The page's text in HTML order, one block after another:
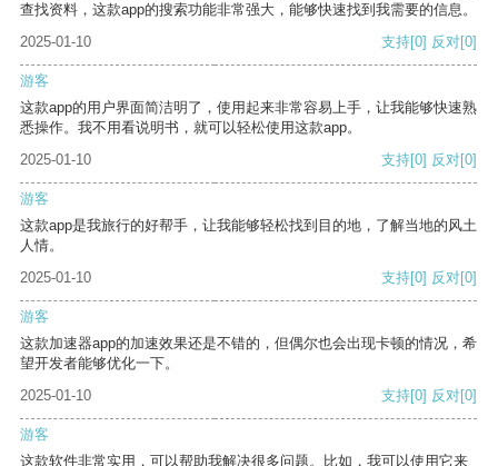
查找资料，这款app的搜索功能非常强大，能够快速找到我需要的信息。
2025-01-10
支持[0] 反对[0]
游客
这款app的用户界面简洁明了，使用起来非常容易上手，让我能够快速熟
悉操作。我不用看说明书，就可以轻松使用这款app。
2025-01-10
支持[0] 反对[0]
游客
这款app是我旅行的好帮手，让我能够轻松找到目的地，了解当地的风土
人情。
2025-01-10
支持[0] 反对[0]
游客
这款加速器app的加速效果还是不错的，但偶尔也会出现卡顿的情况，希
望开发者能够优化一下。
2025-01-10
支持[0] 反对[0]
游客
这款软件非常实用，可以帮助我解决很多问题。比如，我可以使用它来